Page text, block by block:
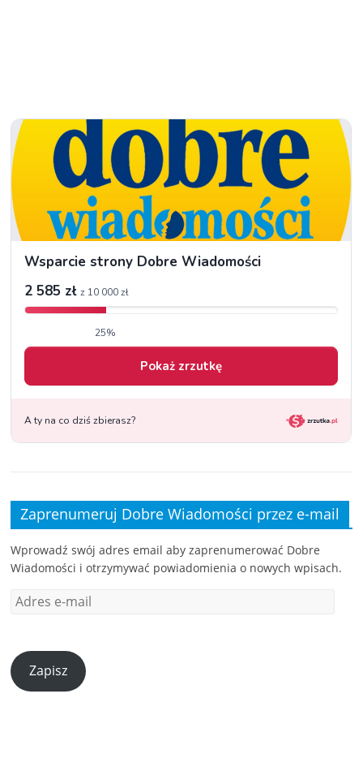
Zaprenumeruj Dobre Wiadomości przez e-mail
Wprowadź swój adres email aby zaprenumerować Dobre
Wiadomości i otrzymywać powiadomienia o nowych wpisach.
Zapisz